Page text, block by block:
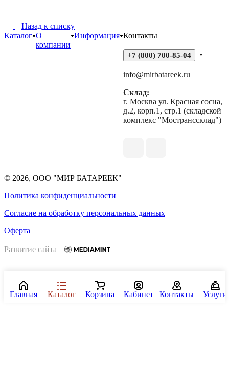
Назад к списку
Каталог О
компании
Информация Контакты
+7 (800) 700-85-04
info@mirbatareek.ru
Склад:
г. Москва ул. Красная сосна,
д.2, корп.1, стр.1 (складской
комплекс "Мостранссклад")
© 2026, ООО "МИР БАТАРЕЕК"
Политика конфиденциальности
Согласие на обработку персональных данных
Оферта
Развитие сайта
Главная Каталог Корзина Кабинет Контакты Услуги